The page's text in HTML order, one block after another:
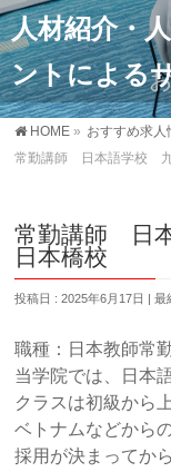
人材紹介・
ントによる
HOME » おすすめ求人
常勤講師 日本語学校 九
常勤講師 日
日本橋校
投稿日 : 2025年6月17日 最
職種：日本教師常
当学院では、日本
クラスは初級から
ベトナムなどから
採用が決まってか